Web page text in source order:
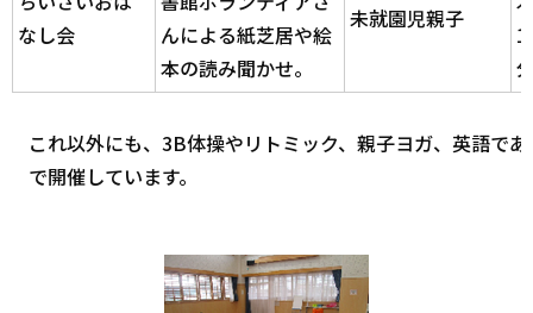
なし会
んによる紙芝居や絵
本の読み聞かせ。
未就園児親子
これ以外にも、3B体操やリトミック、親子ヨガ、英語で
で開催しています。